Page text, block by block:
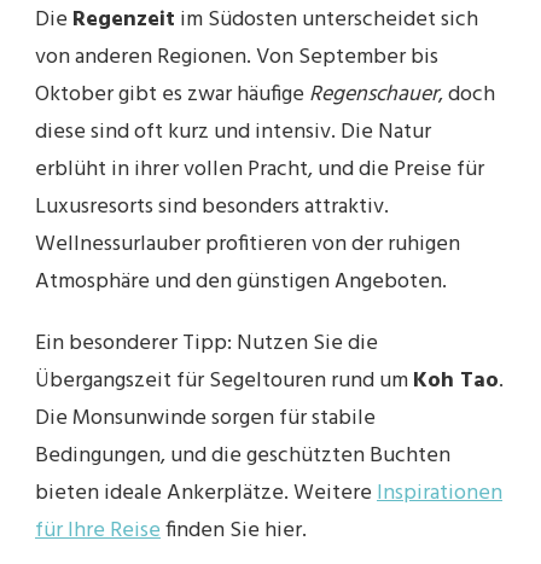
Die Regenzeit im Südosten unterscheidet sich
von anderen Regionen. Von September bis
Oktober gibt es zwar häufige Regenschauer, doch
diese sind oft kurz und intensiv. Die Natur
erblüht in ihrer vollen Pracht, und die Preise für
Luxusresorts sind besonders attraktiv.
Wellnessurlauber profitieren von der ruhigen
Atmosphäre und den günstigen Angeboten.
Ein besonderer Tipp: Nutzen Sie die
Übergangszeit für Segeltouren rund umKoh Tao.
Die Monsunwinde sorgen für stabile
Bedingungen, und die geschützten Buchten
bieten ideale Ankerplätze. WeitereInspirationen
für Ihre Reisefinden Sie hier.